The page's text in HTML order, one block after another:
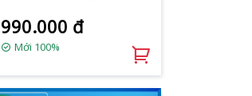
990.000 đ
Mới 100%